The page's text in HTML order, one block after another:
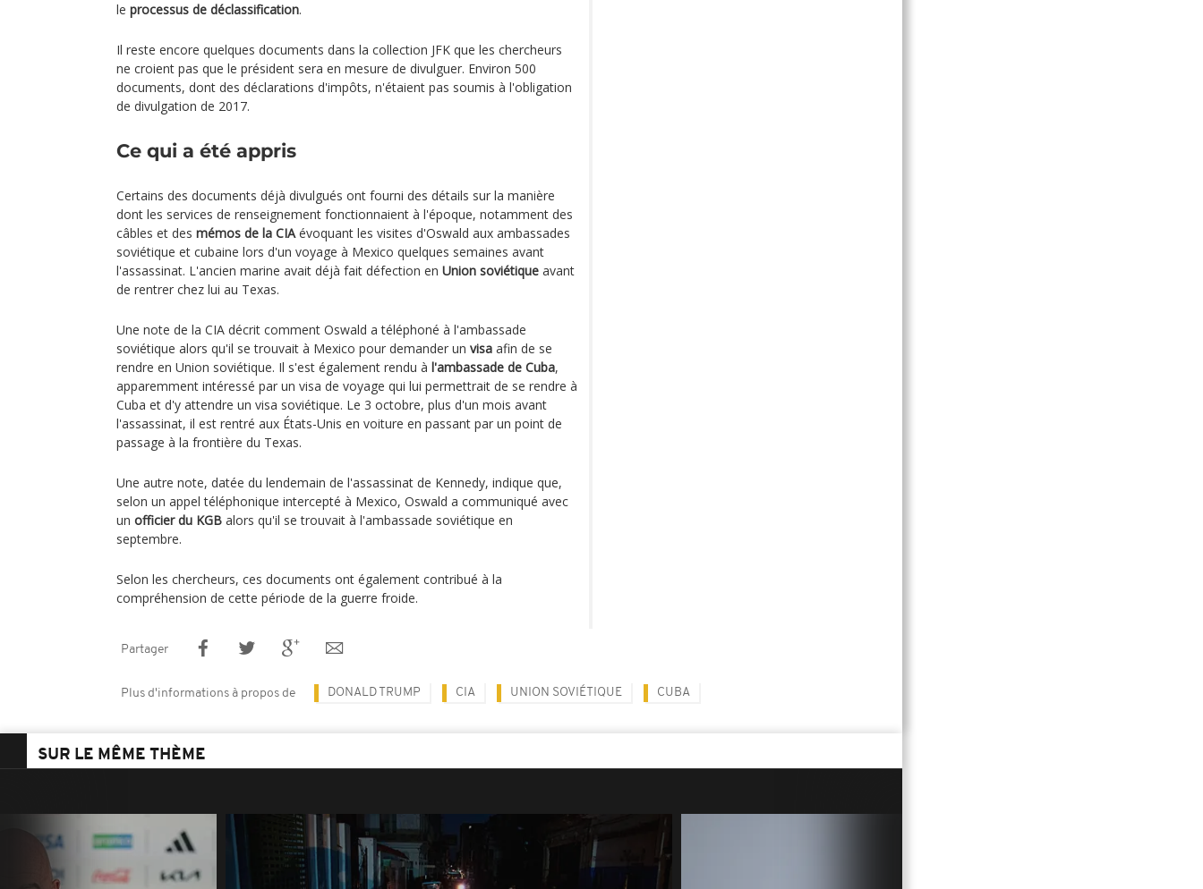
le processus de déclassification.
Il reste encore quelques documents dans la collection JFK que les chercheurs
ne croient pas que le président sera en mesure de divulguer. Environ 500
documents, dont des déclarations d'impôts, n'étaient pas soumis à l'obligation
de divulgation de 2017.
Ce qui a été appris
Certains des documents déjà divulgués ont fourni des détails sur la manière
dont les services de renseignement fonctionnaient à l'époque, notamment des
câbles et des mémos de la CIAévoquant les visites d'Oswald aux ambassades
soviétique et cubaine lors d'un voyage à Mexico quelques semaines avant
l'assassinat. L'ancien marine avait déjà fait défection en Union soviétique avant
de rentrer chez lui au Texas.
Une note de la CIA décrit comment Oswald a téléphoné à l'ambassade
soviétique alors qu'il se trouvait à Mexico pour demander un visa afin de se
rendre en Union soviétique. Il s'est également rendu à l'ambassade de Cuba,
apparemment intéressé par un visa de voyage qui lui permettrait de se rendre à
Cuba et d'y attendre un visa soviétique. Le 3 octobre, plus d'un mois avant
l'assassinat, il est rentré aux États-Unis en voiture en passant par un point de
passage à la frontière du Texas.
Une autre note, datée du lendemain de l'assassinat de Kennedy, indique que,
selon un appel téléphonique intercepté à Mexico, Oswald a communiqué avec
un officier du KGB alors qu'il se trouvait à l'ambassade soviétique en
septembre.
Selon les chercheurs, ces documents ont également contribué à la
compréhension de cette période de la guerre froide.
Partager
Plus d'informations à propos de DONALD TRUMP CIA UNION SOVIÉTIQUE CUBA
SUR LE MÊME THÈME